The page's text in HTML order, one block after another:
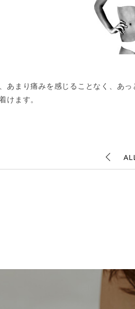
あまり痛みを感じることなく、あっ
けます。